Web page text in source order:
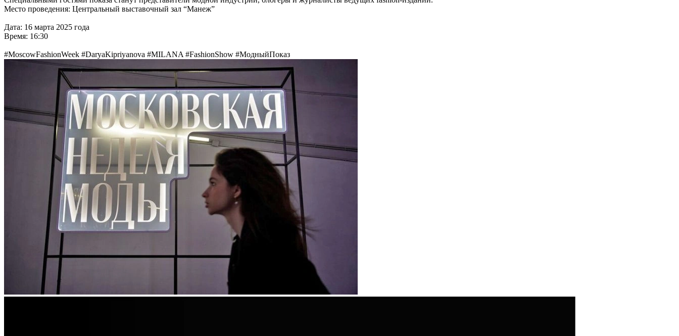
Место проведения: Центральный выставочный зал “Манеж”
Дата: 16 марта 2025 года
Время: 16:30
#MoscowFashionWeek #DaryaKipriyanova #MILANA #FashionShow #МодныйПоказ